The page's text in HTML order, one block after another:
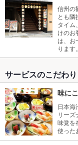
信州の
とも隣
タイム
けのお
は、お
ります
サービスのこだわり
味に
日本海
リー
味覚を
使った